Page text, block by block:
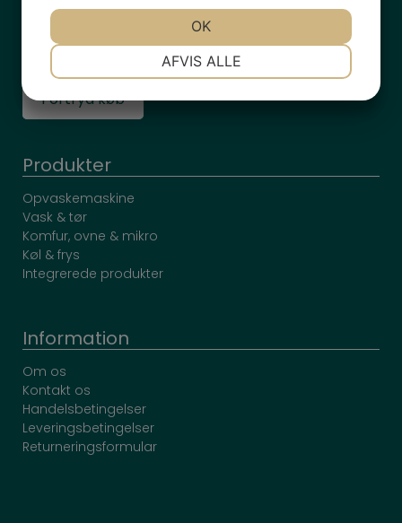
Fortryd køb
Produkter
Opvaskemaskine
Vask & tør
Komfur, ovne & mikro
Køl & frys
Integrerede produkter
Information
Om os
Kontakt os
Handelsbetingelser
Leveringsbetingelser
Returneringsformular
MARKETING
AFVIS ALLE
OK